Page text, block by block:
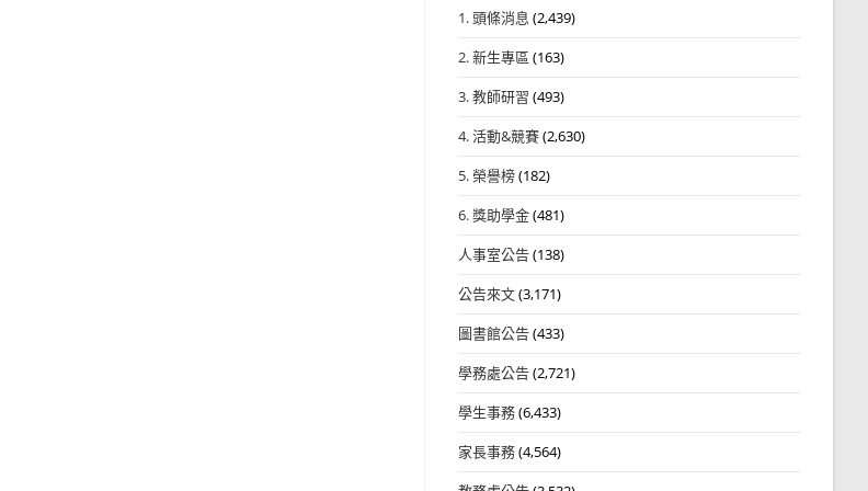
1. 頭條消息 (2,439)
2. 新生專區 (163)
3. 教師研習 (493)
4. 活動&競賽(2,630)
5. 榮譽榜(182)
6. 獎助學金(481)
人事室公告(138)
公告來文(3,171)
圖書館公告(433)
學務處公告(2,721)
學生事務(6,433)
家長事務(4,564)